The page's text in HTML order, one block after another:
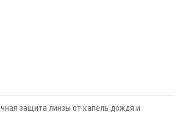
защита линзы от капель дождя и